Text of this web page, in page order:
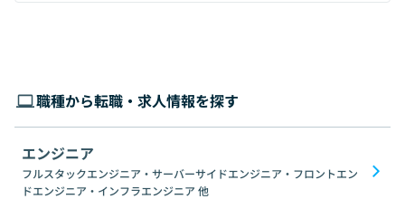
職種から転職・求人情報を探す
エンジニア
フルスタックエンジニア・サーバーサイドエンジニア・フロントエン
ドエンジニア・インフラエンジニア 他